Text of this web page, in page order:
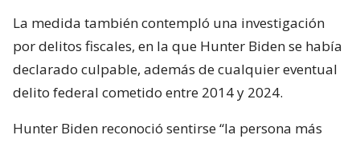
La medida también contempló una investigación
por delitos fiscales, en la que Hunter Biden se había
declarado culpable, además de cualquier eventual
delito federal cometido entre 2014 y 2024.
Hunter Biden reconoció sentirse “la persona más